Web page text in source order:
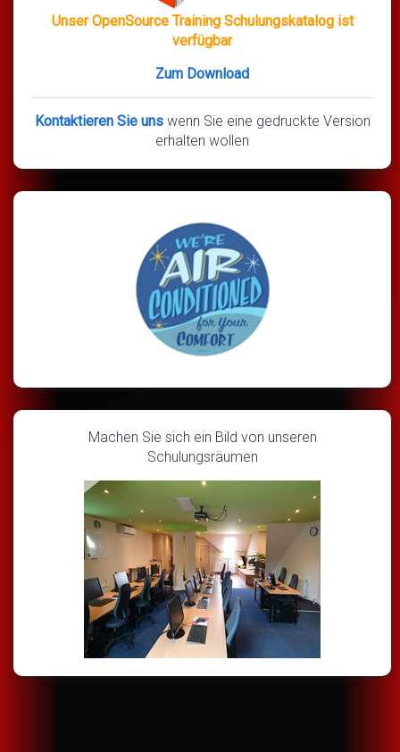
Unser OpenSource Training Schulungskatalog ist
verfügbar
Zum Download
Kontaktieren Sie uns wenn Sie eine gedruckte Version
erhalten wollen
Machen Sie sich ein Bild von unseren
Schulungsräumen